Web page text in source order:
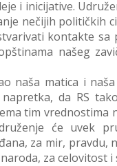
i inicijative.
nečijih političkih
kontakte
našeg
naša matica i
da RS
tim
će uvek
za mir,
za celovitost